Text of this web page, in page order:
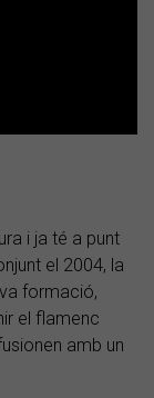
i ja té a punt
el 2004, la
formació,
el flamenc
amb un